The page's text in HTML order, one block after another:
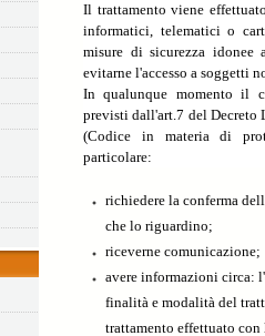
Il trattamento viene
informatici, telematici o
misure di sicurezza idonee
evitarne l'accesso a soggetti
In qualunque momento il
previsti dall'art.7 del
(Codice in materia di
particolare:
richiedere la conferma
che lo riguardino;
riceverne comunicazione;
avere informazioni circa:
finalità e modalità del
trattamento effettuato